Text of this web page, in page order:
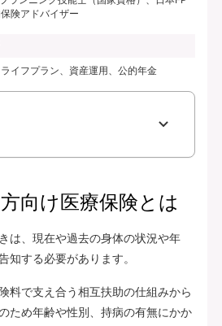
険アドバイザー
イフプラン、資産運用、公的年金
向け医療保険とは
は、現在や過去の身体の状況や年
知する必要があります。
料で支え合う相互扶助の仕組みから
ため年齢や性別、持病の有無にかか